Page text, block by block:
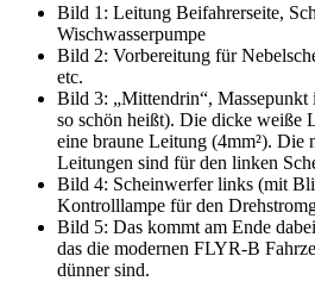
Bild 1: Leitung Beifahrerseite,
Wischwasserpumpe
Bild 2: Vorbereitung für
etc.
Bild 3: „Mittendrin“, Massepunkt
so schön heißt). Die dicke weiße
eine braune Leitung (4mm²). Die
Leitungen sind für den linken
Bild 4: Scheinwerfer links (mit
Kontrolllampe für den
Bild 5: Das kommt am Ende
das die modernen FLYR-B
dünner sind.